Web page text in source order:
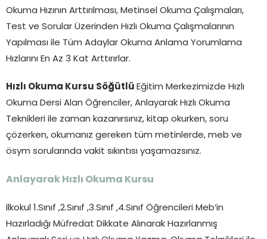
Okuma Hızının Arttırılması, Metinsel Okuma Çalışmaları,
Test ve Sorular Üzerinden Hızlı Okuma Çalışmalarının
Yapılması ile Tüm Adaylar Okuma Anlama Yorumlama
Hızlarını En Az 3 Kat Arttırırlar.
Hızlı Okuma Kursu Söğütlü Eğitim Merkezimizde Hızlı
Okuma Dersi Alan Öğrenciler, Anlayarak Hızlı Okuma
Teknikleri ile zaman kazanırsınız, kitap okurken, soru
çözerken, okumanız gereken tüm metinlerde, meb ve
ösym sorularında vakit sıkıntısı yaşamazsınız.
Anlayarak Hızlı Okuma Kursu
İlkokul 1.Sınıf ,2.Sınıf ,3.Sınıf ,4.Sınıf Öğrencileri Meb’in
Hazırladığı Müfredat Dikkate Alınarak Hazırlanmış